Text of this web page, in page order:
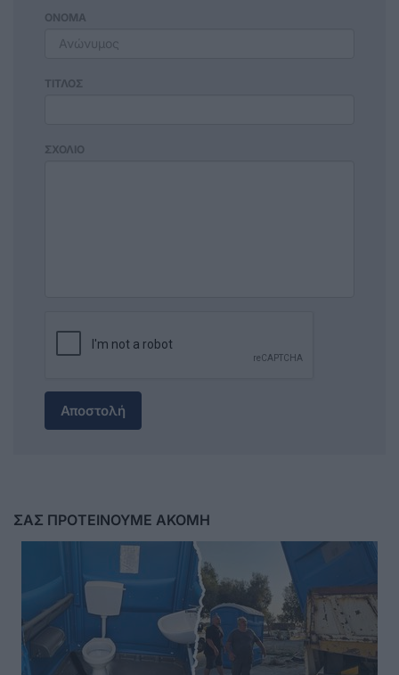
ΟΝΟΜΑ
ΤΙΤΛΟΣ
ΣΧΟΛΙΟ
Αποστολή
ΣΑΣ ΠΡΟΤΕΙΝΟΥΜΕ ΑΚΟΜΗ